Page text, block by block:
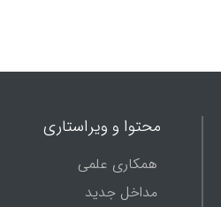
محتوا و ویراستاری
همکاری علمی
مداخل جدید